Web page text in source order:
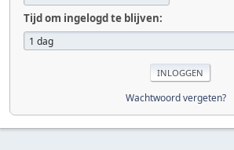
Tijd om ingelogd te blijven:
Wachtwoord vergeten?